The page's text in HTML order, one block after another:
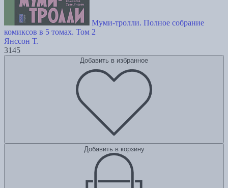
Муми-тролли. Полное собрание
комиксов в 5 томах. Том 2
Янссон Т.
3145
Добавить в избранное
Добавить в корзину